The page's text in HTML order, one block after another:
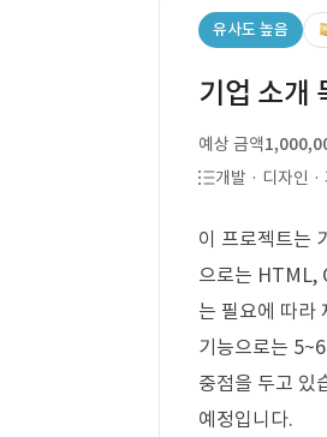
유사도 높음
기업 소개
예상 금액
개발 · 디자인 ·
이 프로젝트는
으로는 HTML,
는 필요에 따라
기능으로는
중점을 두고 있
예정입니다.